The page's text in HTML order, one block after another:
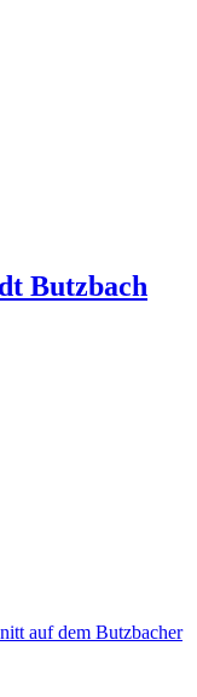
Butzbach
auf dem Butzbacher